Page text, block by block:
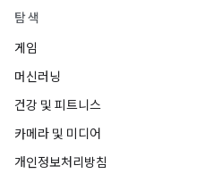
탐색
게임
머신러닝
건강 및 피트니스
카메라 및 미디어
개인정보처리방침